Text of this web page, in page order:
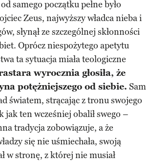
samego początku pełne było
Zeus, najwyższy władca nieba i
słynął ze szczególnej skłonności
Oprócz niespożytego apetytu
ta sytuacja miała teologiczne
wyrocznia głosiła, że
potężniejszego od siebie. Sam
światem, strącając z tronu swojego
jak ten wcześniej obalił swego –
tradycja zobowiązuje, a że
się nie uśmiechała, swoją
w stronę, z której nie musiał